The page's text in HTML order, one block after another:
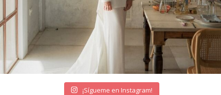
¡Sígueme en Instagram!